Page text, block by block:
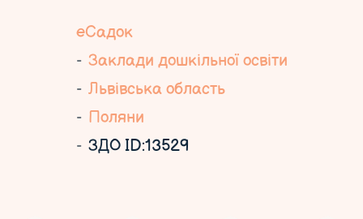
еСадок
Заклади дошкільної освіти
Львівська область
Поляни
ЗДО ID:13529